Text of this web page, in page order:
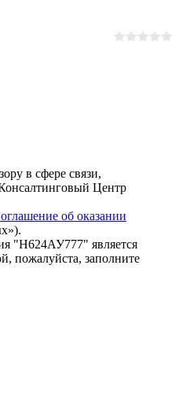
в сфере связи,
Центр
об оказании
"Н624АУ777" является
пожалуйста, заполните